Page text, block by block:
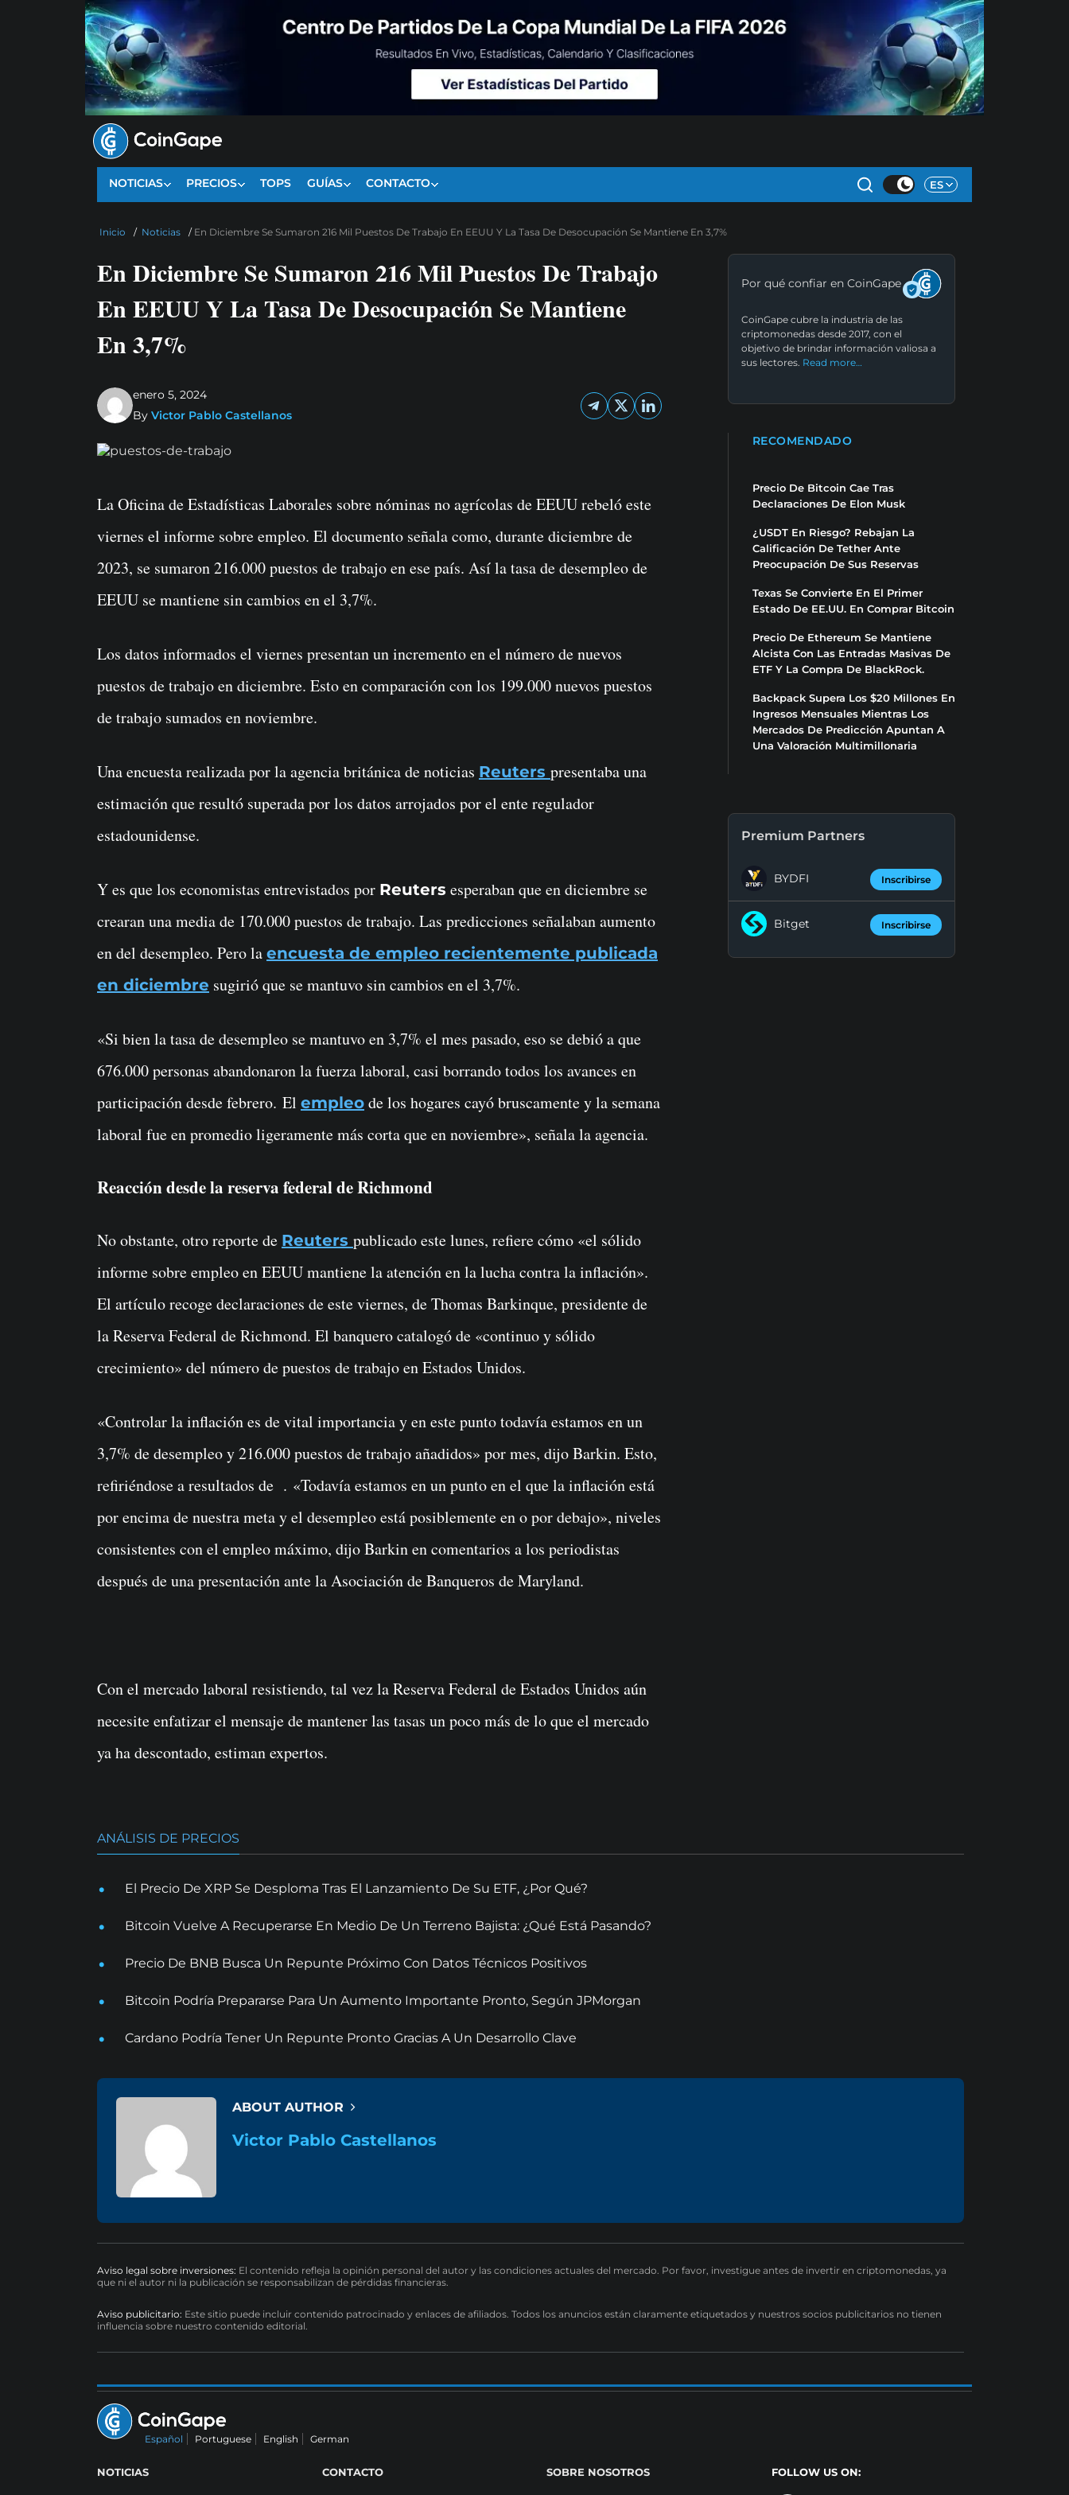
NOTICIAS PRECIOS TOPS GUÍAS CONTACTO ES
Inicio / Noticias / En Diciembre Se Sumaron 216 Mil Puestos De Trabajo En EEUU Y La Tasa De Desocupación Se Mantiene En 3,7%
En Diciembre Se Sumaron 216 Mil Puestos De Trabajo
En EEUU Y La Tasa De Desocupación Se Mantiene
En 3,7%
enero 5, 2024
By Victor Pablo Castellanos
La Oficina de Estadísticas Laborales sobre nóminas no agrícolas de EEUU rebeló este
viernes el informe sobre empleo. El documento señala como, durante diciembre de
2023, se sumaron 216.000 puestos de trabajo en ese país. Así la tasa de desempleo de
EEUU se mantiene sin cambios en el 3,7%.
Los datos informados el viernes presentan un incremento en el número de nuevos
puestos de trabajo en diciembre. Esto en comparación con los 199.000 nuevos puestos
de trabajo sumados en noviembre.
Una encuesta realizada por la agencia británica de noticias Reuters presentaba una
estimación que resultó superada por los datos arrojados por el ente regulador
estadounidense.
Y es que los economistas entrevistados por Reuters esperaban que en diciembre se
crearan una media de 170.000 puestos de trabajo. Las predicciones señalaban aumento
en del desempleo. Pero la encuesta de empleo recientemente publicada
en diciembre sugirió que se mantuvo sin cambios en el 3,7%.
«Si bien la tasa de desempleo se mantuvo en 3,7% el mes pasado, eso se debió a que
676.000 personas abandonaron la fuerza laboral, casi borrando todos los avances en
participación desde febrero. El empleo de los hogares cayó bruscamente y la semana
laboral fue en promedio ligeramente más corta que en noviembre», señala la agencia.
Reacción desde la reserva federal de Richmond
No obstante, otro reporte de Reuters publicado este lunes, refiere cómo «el sólido
informe sobre empleo en EEUU mantiene la atención en la lucha contra la inflación».
El artículo recoge declaraciones de este viernes, de Thomas Barkinque, presidente de
la Reserva Federal de Richmond. El banquero catalogó de «continuo y sólido
crecimiento» del número de puestos de trabajo en Estados Unidos.
«Controlar la inflación es de vital importancia y en este punto todavía estamos en un
3,7% de desempleo y 216.000 puestos de trabajo añadidos» por mes, dijo Barkin. Esto,
refiriéndose a resultados de . «Todavía estamos en un punto en el que la inflación está
por encima de nuestra meta y el desempleo está posiblemente en o por debajo», niveles
consistentes con el empleo máximo, dijo Barkin en comentarios a los periodistas
después de una presentación ante la Asociación de Banqueros de Maryland.
Con el mercado laboral resistiendo, tal vez la Reserva Federal de Estados Unidos aún
necesite enfatizar el mensaje de mantener las tasas un poco más de lo que el mercado
ya ha descontado, estiman expertos.
Por qué confiar en CoinGape
CoinGape cubre la industria de las
criptomonedas desde 2017, con el
objetivo de brindar información valiosa a
sus lectores. Read more…
RECOMENDADO
Precio De Bitcoin Cae Tras
Declaraciones De Elon Musk
¿USDT En Riesgo? Rebajan La
Calificación De Tether Ante
Preocupación De Sus Reservas
Texas Se Convierte En El Primer
Estado De EE.UU. En Comprar Bitcoin
Precio De Ethereum Se Mantiene
Alcista Con Las Entradas Masivas De
ETF Y La Compra De BlackRock.
Backpack Supera Los $20 Millones En
Ingresos Mensuales Mientras Los
Mercados De Predicción Apuntan A
Una Valoración Multimillonaria
Premium Partners
BYDFI Inscribirse
Bitget Inscribirse
ANÁLISIS DE PRECIOS
El Precio De XRP Se Desploma Tras El Lanzamiento De Su ETF, ¿Por Qué?
Bitcoin Vuelve A Recuperarse En Medio De Un Terreno Bajista: ¿Qué Está Pasando?
Precio De BNB Busca Un Repunte Próximo Con Datos Técnicos Positivos
Bitcoin Podría Prepararse Para Un Aumento Importante Pronto, Según JPMorgan
Cardano Podría Tener Un Repunte Pronto Gracias A Un Desarrollo Clave
ABOUT AUTHOR
Victor Pablo Castellanos
Aviso legal sobre inversiones: El contenido refleja la opinión personal del autor y las condiciones actuales del mercado. Por favor, investigue antes de invertir en criptomonedas, ya
que ni el autor ni la publicación se responsabilizan de pérdidas financieras.
Aviso publicitario: Este sitio puede incluir contenido patrocinado y enlaces de afiliados. Todos los anuncios están claramente etiquetados y nuestros socios publicitarios no tienen
influencia sobre nuestro contenido editorial.
Español Portuguese English German
NOTICIAS CONTACTO SOBRE NOSOTROS FOLLOW US ON: